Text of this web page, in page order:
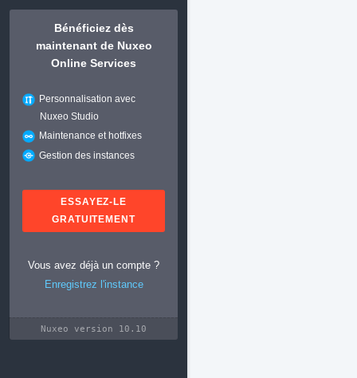
Bénéficiez dès
maintenant de Nuxeo
Online Services
Personnalisation avec
Nuxeo Studio
Maintenance et hotfixes
Gestion des instances
ESSAYEZ-LE
GRATUITEMENT
Vous avez déjà un compte ?
Enregistrez l'instance
Nuxeo version 10.10